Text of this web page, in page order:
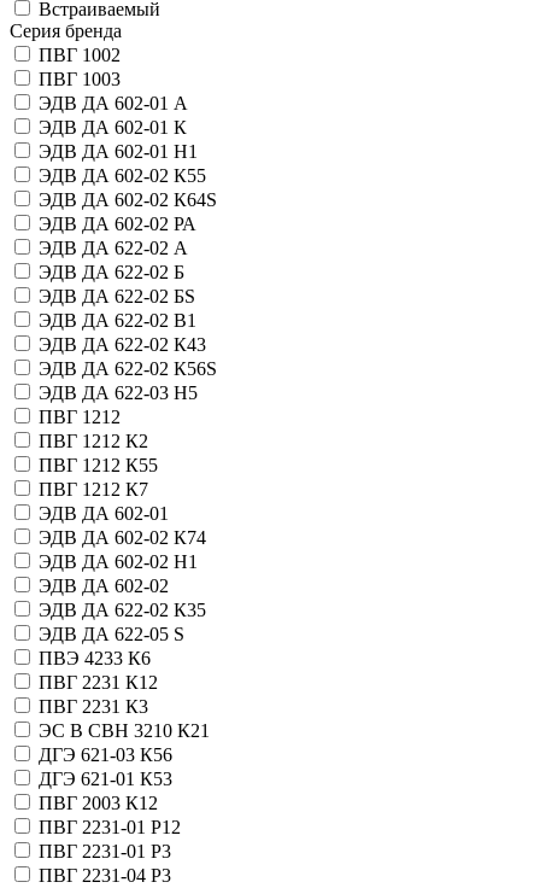
Встраиваемый
Серия бренда
ПВГ 1002
ПВГ 1003
ЭДВ ДА 602-01 А
ЭДВ ДА 602-01 К
ЭДВ ДА 602-01 Н1
ЭДВ ДА 602-02 К55
ЭДВ ДА 602-02 К64S
ЭДВ ДА 602-02 РА
ЭДВ ДА 622-02 А
ЭДВ ДА 622-02 Б
ЭДВ ДА 622-02 БS
ЭДВ ДА 622-02 В1
ЭДВ ДА 622-02 К43
ЭДВ ДА 622-02 К56S
ЭДВ ДА 622-03 Н5
ПВГ 1212
ПВГ 1212 К2
ПВГ 1212 К55
ПВГ 1212 К7
ЭДВ ДА 602-01
ЭДВ ДА 602-02 К74
ЭДВ ДА 602-02 Н1
ЭДВ ДА 602-02
ЭДВ ДА 622-02 К35
ЭДВ ДА 622-05 S
ПВЭ 4233 К6
ПВГ 2231 К12
ПВГ 2231 К3
ЭС В СВН 3210 К21
ДГЭ 621-03 К56
ДГЭ 621-01 К53
ПВГ 2003 К12
ПВГ 2231-01 Р12
ПВГ 2231-01 Р3
ПВГ 2231-04 Р3